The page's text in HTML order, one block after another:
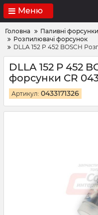
Меню
Головна
Паливні
Розпилювачі форсунок
DLLA 152 P 452 BOSCH
DLLA 152 P 452
форсунки CR
Артикул: 0433171326